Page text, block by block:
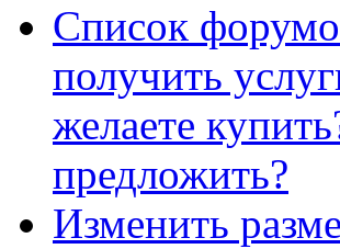
Список
получить
желаете
предложить?
Изменить